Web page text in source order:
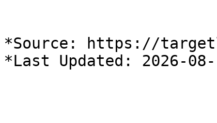
*Source: https://